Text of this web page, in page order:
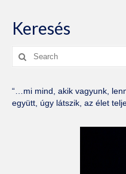
Keresés
Search
for:
“…mi mind, akik vagyunk,
együtt, úgy látszik, az élet